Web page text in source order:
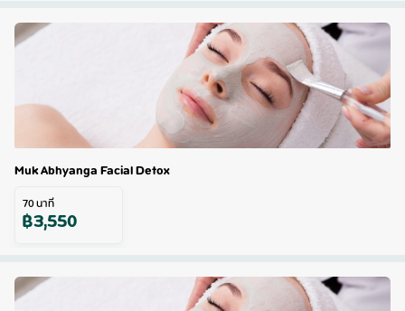
Muk Abhyanga Facial Detox
70นาที
฿3,550